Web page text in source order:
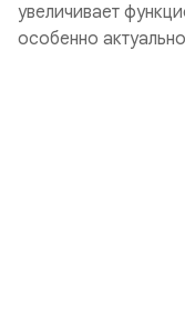
увеличивает
особенно